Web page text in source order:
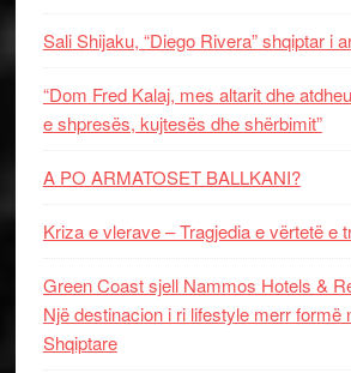
Sali Shijaku, “Diego Rivera” shqiptar i
“Dom Fred Kalaj, mes altarit dhe
e shpresës, kujtesës dhe shërbimit”
A PO ARMATOSET BALLKANI?
Kriza e vlerave – Tragjedia e vërtetë e
Green Coast sjell Nammos Hotels &
Një destinacion i ri lifestyle merr formë
Shqiptare